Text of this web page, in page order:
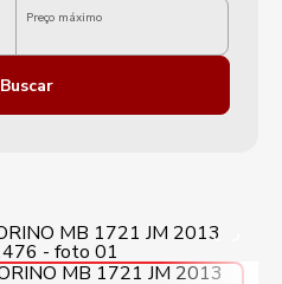
Preço máximo
Buscar